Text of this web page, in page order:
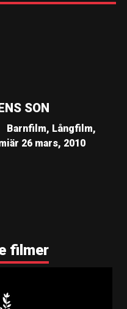
SON
Barnfilm, Långfilm,
26 mars, 2010
filmer